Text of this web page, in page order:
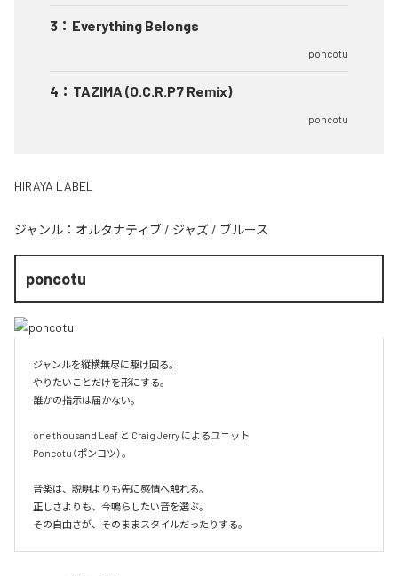
3 ： Everything Belongs
poncotu
4 ： TAZIMA (O.C.R.P7 Remix)
poncotu
HIRAYA LABEL
ジャンル： オルタナティブ / ジャズ / ブルース
poncotu
ジャンルを縦横無尽に駆け回る。
やりたいことだけを形にする。
誰かの指示は届かない。
one thousand Leaf と Craig Jerry によるユニット
Poncotu（ポンコツ）。
音楽は、説明よりも先に感情へ触れる。
正しさよりも、今鳴らしたい音を選ぶ。
その自由さが、そのままスタイルだったりする。